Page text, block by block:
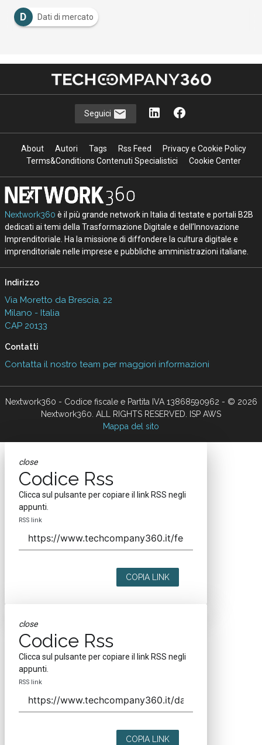
D Dati di mercato
Seguici
About Autori Tags Rss Feed
Privacy e Cookie Policy
Terms&Conditions Contenuti Specialistici
Cookie Center
Nextwork360 è il più grande network in Italia di testate e portali B2B
dedicati ai temi della Trasformazione Digitale e dell’Innovazione
Imprenditoriale. Ha la missione di diffondere la cultura digitale e
imprenditoriale nelle imprese e pubbliche amministrazioni italiane.
Indirizzo
Via Moretto da Brescia, 22
Milano - Italia
CAP 20133
Contatti
Contatta il nostro team per maggiori informazioni
Nextwork360 - Codice fiscale e Partita IVA 13868590962 - © 2026
Nextwork360. ALL RIGHTS RESERVED. ISP AWS
Mappa del sito
close
Codice Rss
Clicca sul pulsante per copiare il link RSS negli
appunti.
RSS link
COPIA LINK
close
Codice Rss
Clicca sul pulsante per copiare il link RSS negli
appunti.
RSS link
COPIA LINK